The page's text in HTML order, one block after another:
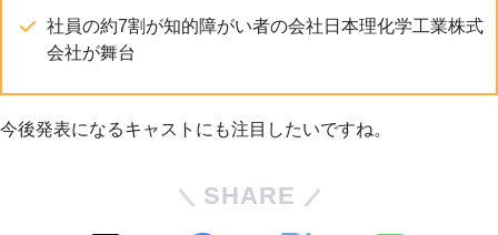
社員の約7割が知的障がい者の会社日本理化学工業株式
会社が舞台
今後発表になるキャストにも注目したいですね。
SHARE